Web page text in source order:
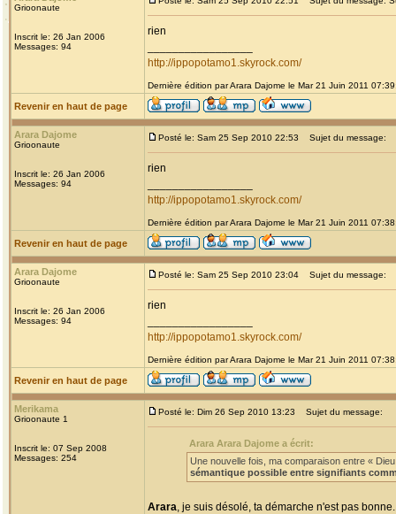
Grioonaute
Inscrit le: 26 Jan 2006
Messages: 94
rien
http://ippopotamo1.skyrock.com/
Dernière édition par Arara Dajome le Mar 21 Juin 2011
Revenir en haut de page
Arara Dajome
Grioonaute
Inscrit le: 26 Jan 2006
Messages: 94
Posté le: Sam 25 Sep 2010 22:53 Sujet du message:
rien
http://ippopotamo1.skyrock.com/
Dernière édition par Arara Dajome le Mar 21 Juin 2011
Revenir en haut de page
Arara Dajome
Grioonaute
Inscrit le: 26 Jan 2006
Messages: 94
Posté le: Sam 25 Sep 2010 23:04 Sujet du message:
rien
http://ippopotamo1.skyrock.com/
Dernière édition par Arara Dajome le Mar 21 Juin 2011
Revenir en haut de page
Merikama
Grioonaute 1
Inscrit le: 07 Sep 2008
Messages: 254
Posté le: Dim 26 Sep 2010 13:23 Sujet du message:
Arara Arara Dajome a écrit:
Une nouvelle fois, ma comparaison entre «
sémantique possible entre signifiants
Arara, je suis désolé, ta démarche n'est pas